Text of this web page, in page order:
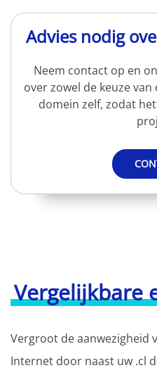
Advies nodig
Neem contact op en
over zowel de keuze
domein zelf, zodat
Vergelijkbare
Vergroot de aanwezigheid
Internet door naast uw .cl